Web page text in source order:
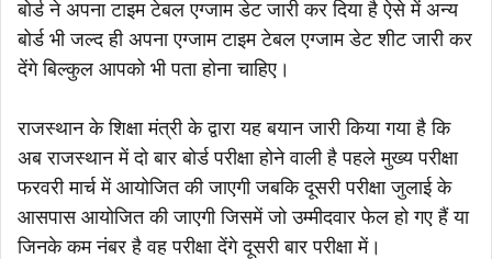
बोर्ड ने अपना टाइम टेबल एग्जाम डेट जारी कर दिया है ऐसे में अन्य
बोर्ड भी जल्द ही अपना एग्जाम टाइम टेबल एग्जाम डेट शीट जारी कर
देंगे बिल्कुल आपको भी पता होना चाहिए।
राजस्थान के शिक्षा मंत्री के द्वारा यह बयान जारी किया गया है कि
अब राजस्थान में दो बार बोर्ड परीक्षा होने वाली है पहले मुख्य परीक्षा
फरवरी मार्च में आयोजित की जाएगी जबकि दूसरी परीक्षा जुलाई के
आसपास आयोजित की जाएगी जिसमें जो उम्मीदवार फेल हो गए हैं या
जिनके कम नंबर है वह परीक्षा देंगे दूसरी बार परीक्षा में।